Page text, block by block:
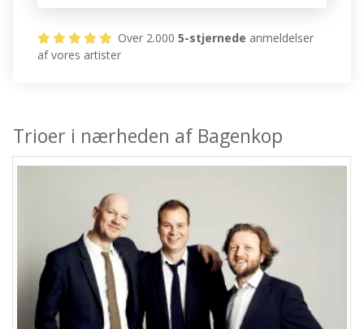
Over 2.0005-stjernede anmeldelser
af vores artister
Trioer i nærheden af Bagenkop